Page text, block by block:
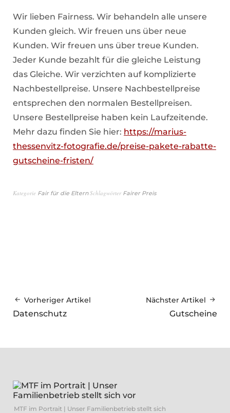
Wir lieben Fairness. Wir behandeln alle unsere
Kunden gleich. Wir freuen uns über neue
Kunden. Wir freuen uns über treue Kunden.
Jeder Kunde bezahlt für die gleiche Leistung
das Gleiche. Wir verzichten auf komplizierte
Nachbestellpreise. Unsere Nachbestellpreise
entsprechen den normalen Bestellpreisen.
Unsere Bestellpreise haben kein Laufzeitende.
Mehr dazu finden Sie hier: https://marius-
thessenvitz-fotografie.de/preise-pakete-rabatte-
gutscheine-fristen/
Kategorie Fair für die Eltern Schlagwörter Fairer Preis
Vorheriger Artikel
Datenschutz
Nächster Artikel
Gutscheine
MTF im Portrait | Unser Familienbetrieb stellt sich